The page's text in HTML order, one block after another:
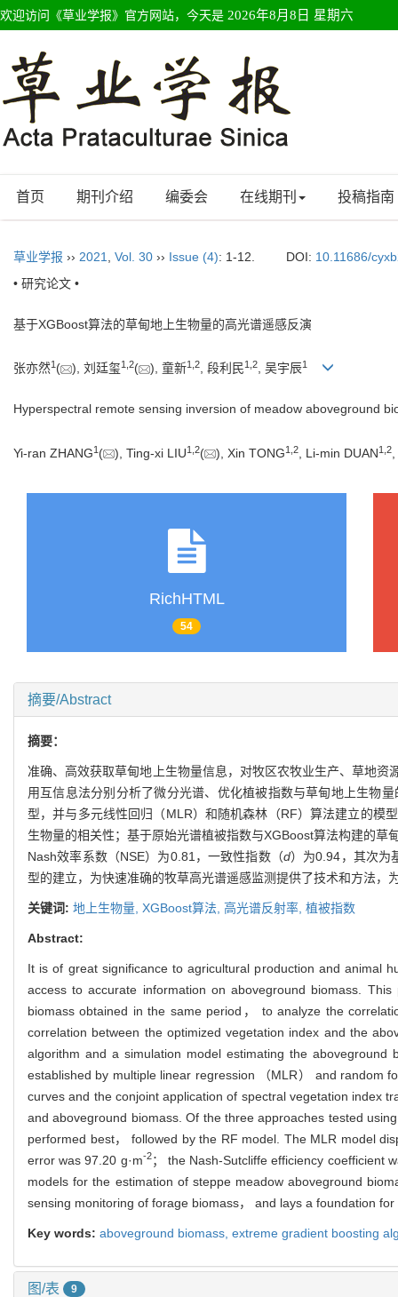
欢迎访问《草业学报》官方网站，今天是 2026年8月8日 星期六
首页 期刊介绍 编委会 在线期刊 投稿指南
草业学报 ›› 2021 Vol. 30 ›› Issue (4): 1-12. DOI: 10.11686/
• 研究论文 •
基于XGBoost算法的草甸地上生物量的高光谱遥感反演
张亦然1 ( ), 刘廷玺1 2( ), 童新1 2, 段利民1 2, 吴宇辰1
Hyperspectral remote sensing inversion of meadow aboveground
Yi-ran ZHANG1 ( ), Ting-xi LIU1 2( ), Xin TONG1 2 , Li-min DUAN1 2
RichHTML
54
摘要/Abstract
摘要：
准确、高效获取草甸地上生物量信息，对牧区农牧业生产、草地
用互信息法分别分析了微分光谱、优化植被指数与草甸地上生物
型，并与多元线性回归（MLR）和随机森林（RF）算法建立的模
生物量的相关性；基于原始光谱植被指数与XGBoost算法构建的
Nash效率系数（NSE）为0.81，一致性指数（d）为0.94，其次为
型的建立，为快速准确的牧草高光谱遥感监测提供了技术和方法，
关键词: 地上生物量, XGBoost算法, 高光谱反射率, 植被指数
Abstract:
It is of great significance to agricultural production and animal
access to accurate information on aboveground biomass.
biomass obtained in the same period， to analyze the
correlation between the optimized vegetation index and the
algorithm and a simulation model estimating the
established by multiple linear regression （MLR） and random
curves and the conjoint application of spectral vegetation index
and aboveground biomass. Of the three approaches tested
performed best， followed by the RF model. The MLR model
error was 97.20 g·m-2； the Nash-Sutcliffe efficiency coefficient
models for the estimation of steppe meadow aboveground
sensing monitoring of forage biomass， and lays a foundation
Key words: aboveground biomass, extreme gradient boosting
图/表 9